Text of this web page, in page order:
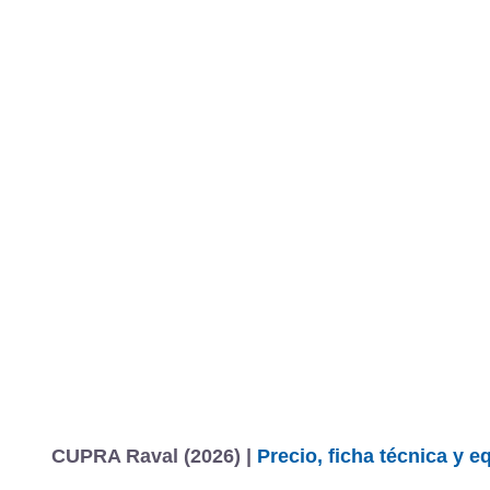
CUPRA Raval (2026) | Precio, ficha técnica y